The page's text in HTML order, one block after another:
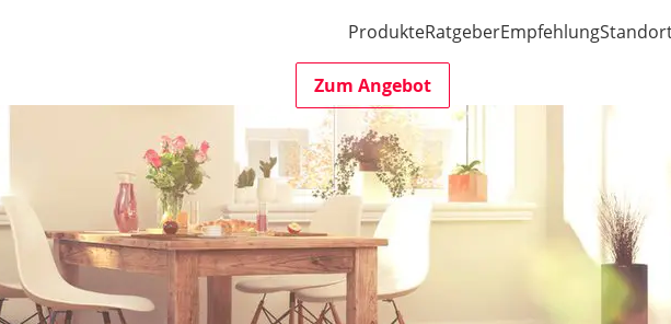
ProdukteRatgeberEmpfehlung
Zum Angebot